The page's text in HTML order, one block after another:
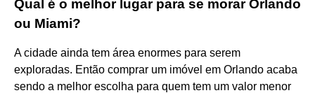
Qual é o melhor lugar para se morar Orlando
ou Miami?
A cidade ainda tem área enormes para serem
exploradas. Então comprar um imóvel em Orlando acaba
sendo a melhor escolha para quem tem um valor menor